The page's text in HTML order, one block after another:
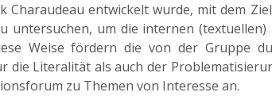
entwickelt wurde, mit dem
um die internen (textuellen)
Weise fördern die von der Gruppe
Literalität als auch der
zu Themen von Interesse an.